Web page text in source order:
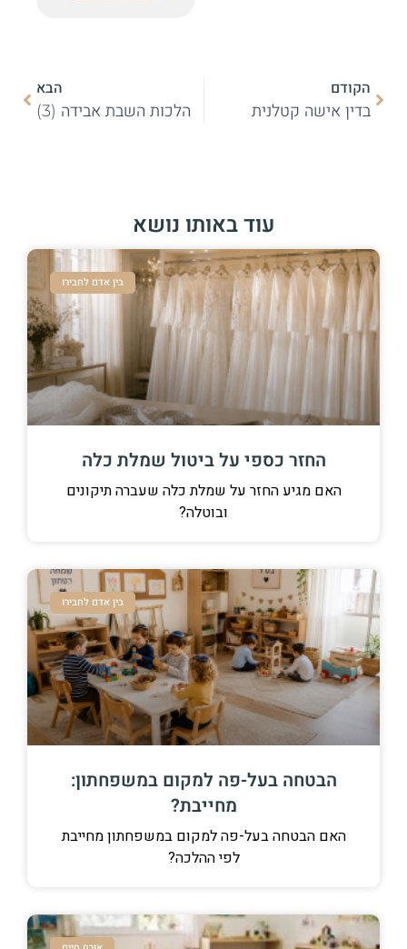
הקודם
בדין אישה קטלנית
הבא
הלכות השבת אבידה (3)
עוד באותו נושא
בין אדם לחבירו
החזר כספי על ביטול שמלת כלה
האם מגיע החזר על שמלת כלה שעברה תיקונים
ובוטלה?
בין אדם לחבירו
הבטחה בעל-פה למקום במשפחתון:
מחייבת?
האם הבטחה בעל-פה למקום במשפחתון מחייבת
לפי ההלכה?